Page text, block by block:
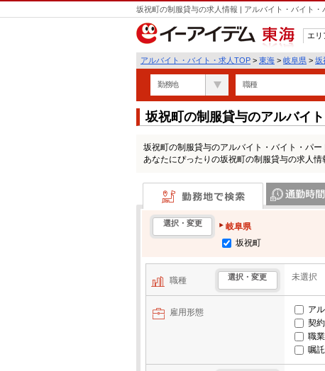
坂祝町の制服貸与の求人情報 | アルバイト・バイト
東海
エリ
アルバイト・バイト・求人TOP > 東海 > 岐阜県 > 坂
勤務地 職種
坂祝町の制服貸与のアルバイ
坂祝町の制服貸与のアルバイト・バイト・パ
あなたにぴったりの坂祝町の制服貸与の求人情
勤務地で検索
選択・変更
岐阜県
坂祝町
職種 選択・変更 未選択
雇用形態 ア
契
職
嘱託